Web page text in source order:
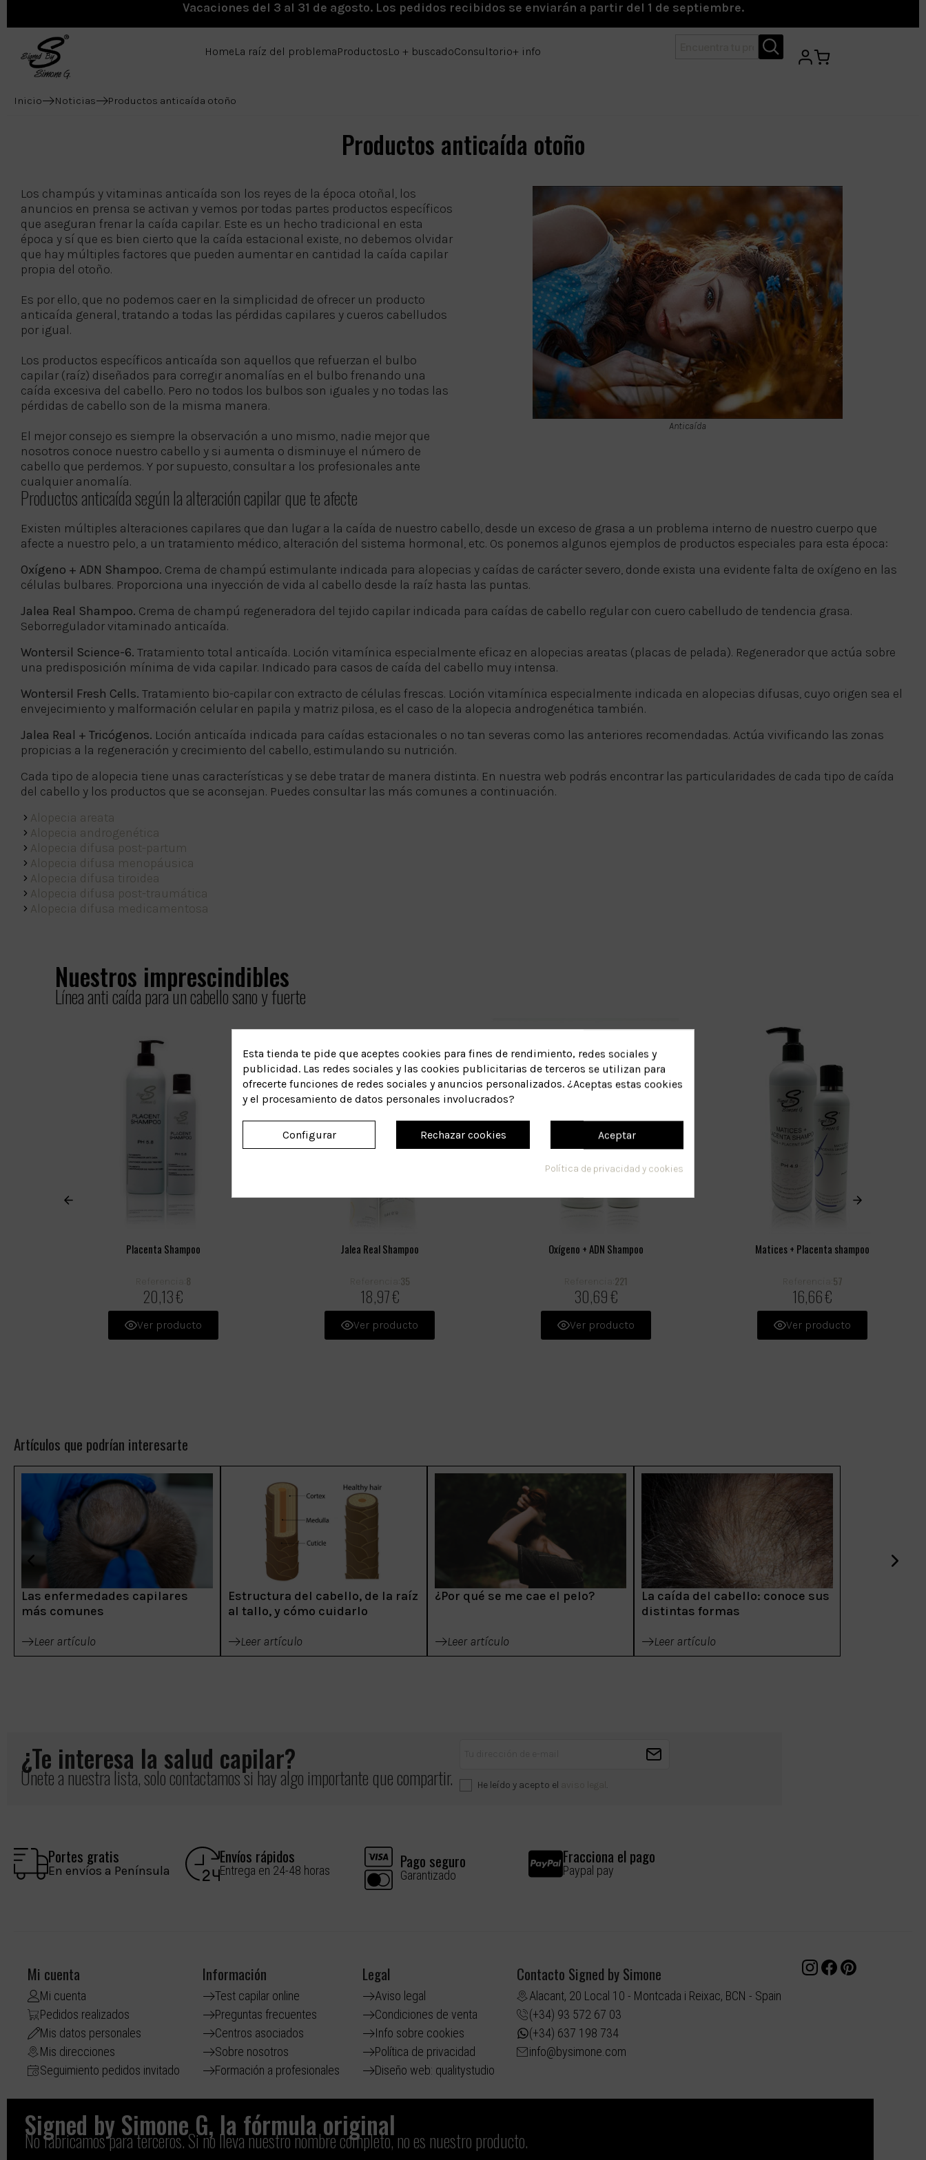
Vacaciones del 3 al 31 de agosto. Los pedidos recibidos se enviarán a partir del 1 de septiembre.
HomeLa raíz del problemaProductosLo + buscadoConsultorio+ info
Inicio Noticias Productos anticaída otoño
Productos anticaída otoño
Los champús y vitaminas anticaída son los reyes de la época otoñal, los
anuncios en prensa se activan y vemos por todas partes productos específicos
que aseguran frenar la caída capilar. Este es un hecho tradicional en esta
época y sí que es bien cierto que la caída estacional existe, no debemos olvidar
que hay múltiples factores que pueden aumentar en cantidad la caída capilar
propia del otoño.
Es por ello, que no podemos caer en la simplicidad de ofrecer un producto
anticaída general, tratando a todas las pérdidas capilares y cueros cabelludos
por igual.
Los productos específicos anticaída son aquellos que refuerzan el bulbo
capilar (raíz) diseñados para corregir anomalías en el bulbo frenando una
caída excesiva del cabello. Pero no todos los bulbos son iguales y no todas las
pérdidas de cabello son de la misma manera.
El mejor consejo es siempre la observación a uno mismo, nadie mejor que
nosotros conoce nuestro cabello y si aumenta o disminuye el número de
cabello que perdemos. Y por supuesto, consultar a los profesionales ante
cualquier anomalía.
Productos anticaída según la alteración capilar que te afecte
Anticaída
Existen múltiples alteraciones capilares que dan lugar a la caída de nuestro cabello, desde un exceso de grasa a un problema interno de nuestro cuerpo que
afecte a nuestro pelo, a un tratamiento médico, alteración del sistema hormonal, etc. Os ponemos algunos ejemplos de productos especiales para esta época:
Oxígeno + ADN Shampoo. Crema de champú estimulante indicada para alopecias y caídas de carácter severo, donde exista una evidente falta de oxígeno en las
células bulbares. Proporciona una inyección de vida al cabello desde la raíz hasta las puntas.
Jalea Real Shampoo. Crema de champú regeneradora del tejido capilar indicada para caídas de cabello regular con cuero cabelludo de tendencia grasa.
Seborregulador vitaminado anticaída.
Wontersil Science-6. Tratamiento total anticaída. Loción vitamínica especialmente eficaz en alopecias areatas (placas de pelada). Regenerador que actúa sobre
una predisposición mínima de vida capilar. Indicado para casos de caída del cabello muy intensa.
Wontersil Fresh Cells. Tratamiento bio-capilar con extracto de células frescas. Loción vitamínica especialmente indicada en alopecias difusas, cuyo origen sea el
envejecimiento y malformación celular en papila y matriz pilosa, es el caso de la alopecia androgenética también.
Jalea Real + Tricógenos. Loción anticaída indicada para caídas estacionales o no tan severas como las anteriores recomendadas. Actúa vivificando las zonas
propicias a la regeneración y crecimiento del cabello, estimulando su nutrición.
Cada tipo de alopecia tiene unas características y se debe tratar de manera distinta. En nuestra web podrás encontrar las particularidades de cada tipo de caída
del cabello y los productos que se aconsejan. Puedes consultar las más comunes a continuación.
Alopecia areata
Alopecia androgenética
Alopecia difusa post-partum
Alopecia difusa menopáusica
Alopecia difusa tiroidea
Alopecia difusa post-traumática
Alopecia difusa medicamentosa
Nuestros imprescindibles
Línea anti caída para un cabello sano y fuerte
Placenta Shampoo
Referencia: 8
20,13 €
Ver producto
Jalea Real Shampoo
Referencia: 35
18,97 €
Ver producto
Oxígeno + ADN Shampoo
Referencia: 221
30,69 €
Ver producto
Matices + Placenta shampoo
Referencia: 57
16,66 €
Ver producto
Artículos que podrían interesarte
Las enfermedades capilares
más comunes
Leer artículo
Estructura del cabello, de la raíz
al tallo, y cómo cuidarlo
Leer artículo
¿Por qué se me cae el pelo?
Leer artículo
La caída del cabello: conoce sus
distintas formas
Leer artículo
¿Te interesa la salud capilar?
Únete a nuestra lista, solo contactamos si hay algo importante que compartir. He leído y acepto el aviso legal .
Portes gratis
En envíos a Península
Envíos rápidos
Entrega en 24-48 horas Pago seguro
Garantizado
Fracciona el pago
Paypal pay
Mi cuenta
Mi cuenta
Pedidos realizados
Mis datos personales
Mis direcciones
Seguimiento pedidos invitado
Información
Test capilar online
Preguntas frecuentes
Centros asociados
Sobre nosotros
Formación a profesionales
Legal
Aviso legal
Condiciones de venta
Info sobre cookies
Política de privacidad
Diseño web: qualitystudio
Contacto Signed by Simone
Alacant, 20 Local 10 - Montcada i Reixac, BCN - Spain
(+34) 93 572 67 03
(+34) 637 198 734
info@bysimone.com
Signed by Simone G, la fórmula original​
No fabricamos para terceros. Si no lleva nuestro nombre completo, no es nuestro producto.
Esta tienda te pide que aceptes cookies para fines de rendimiento, redes sociales y
publicidad. Las redes sociales y las cookies publicitarias de terceros se utilizan para
ofrecerte funciones de redes sociales y anuncios personalizados. ¿Aceptas estas cookies
y el procesamiento de datos personales involucrados?
Aceptar
Rechazar cookies
Configurar
Política de privacidad y cookies